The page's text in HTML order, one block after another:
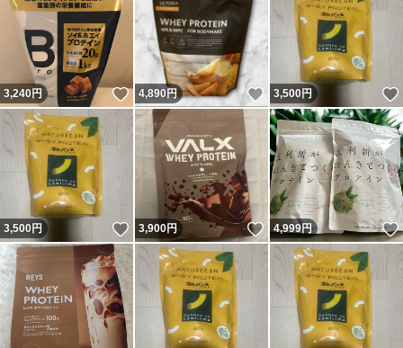
3,240円 いいね！
4,890 円 いいね！
3,500円
3,500円 いいね！
3,900円 いいね！
4,999円